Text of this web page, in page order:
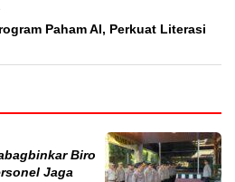
Paham AI, Perkuat Literasi
Biro
Jaga